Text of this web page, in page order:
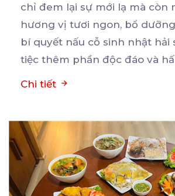
chỉ đem lại sự mới lạ mà còn
hương vị tươi ngon, bổ
bí quyết nấu cỗ sinh nhật hải
tiệc thêm phần độc đáo và
Chi tiết